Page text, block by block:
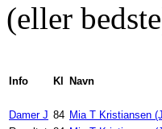
(eller
Info Kl Navn
Damer J 84 Mia T Kristiansen